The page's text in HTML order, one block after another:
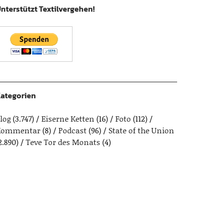
Textilvergehen!
(3.747) Eiserne Ketten (16) Foto (112)
(8) Podcast(96)
State of the Union
Teve Tor des Monats (4)